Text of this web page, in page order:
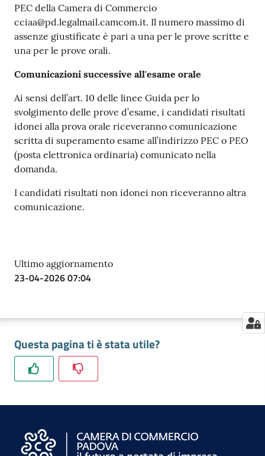
Servizi
online
Contatti
Newsle
tter
Sala
Seguici
PEC della Camera di Commercio ​
cciaa@pd.legalmail.camcom.it. Il numero massimo di
assenze giustificate è pari a una per le prove scritte e
una per le prove orali.
Comunicazioni successive all'esame orale
Ai sensi dell’art. 10 delle linee Guida per lo
svolgimento delle prove d’esame, i candidati risultati
idonei alla prova orale riceveranno comunicazione
scritta di superamento esame all’indirizzo PEC o PEO
(posta elettronica ordinaria) comunicato nella
domanda.
I candidati risultati non idonei non riceveranno altra
comunicazione.
Ultimo aggiornamento
23-04-2026 07:04
Questa pagina ti è stata utile?